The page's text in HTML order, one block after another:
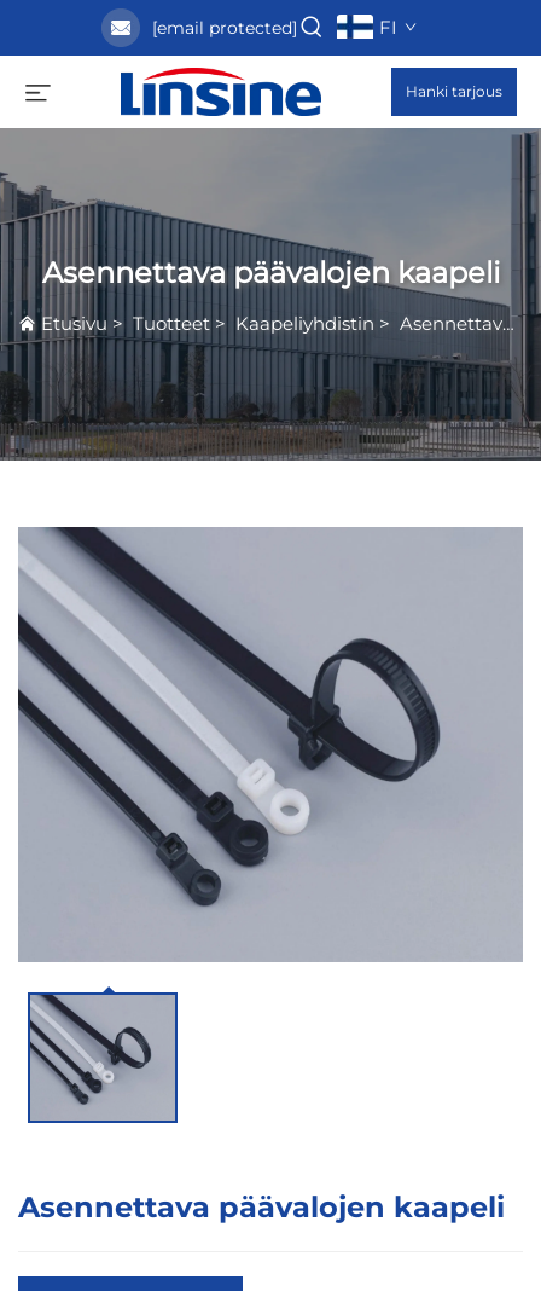
[email protected] FI
Hanki tarjous
Asennettava päävalojen kaapeli
Etusivu > Tuotteet > Kaapeliyhdistin > Asennettava päävalojen kaapeli
Asennettava päävalojen kaapeli